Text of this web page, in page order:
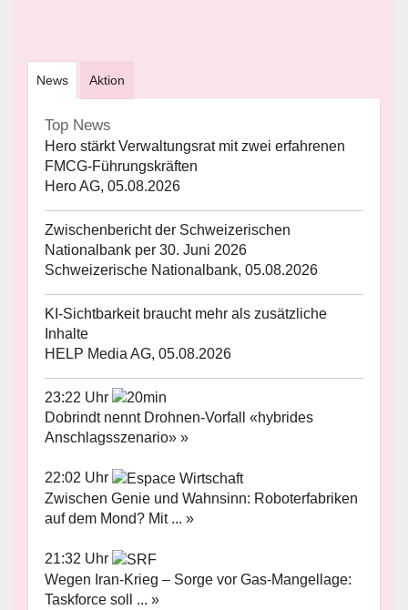
News Aktion
Top News
Hero stärkt Verwaltungsrat mit zwei erfahrenen
FMCG-Führungskräften
Hero AG, 05.08.2026
Zwischenbericht der Schweizerischen
Nationalbank per 30. Juni 2026
Schweizerische Nationalbank, 05.08.2026
KI-Sichtbarkeit braucht mehr als zusätzliche
Inhalte
HELP Media AG, 05.08.2026
23:22 Uhr
Dobrindt nennt Drohnen-Vorfall «hybrides
Anschlagsszenario» »
22:02 Uhr
Zwischen Genie und Wahnsinn: Roboterfabriken
auf dem Mond? Mit ... »
21:32 Uhr
Wegen Iran-Krieg – Sorge vor Gas-Mangellage:
Taskforce soll ... »